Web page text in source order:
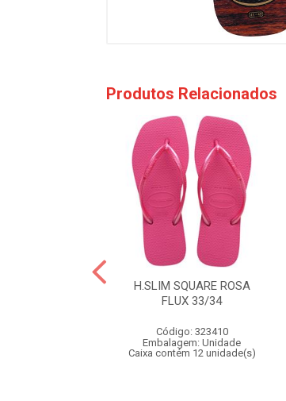
Produtos Relacionados
H.SLIM SQUARE ROSA
FLUX 33/34
Código: 323410
Embalagem: Unidade
Caixa contém 12 unidade(s)